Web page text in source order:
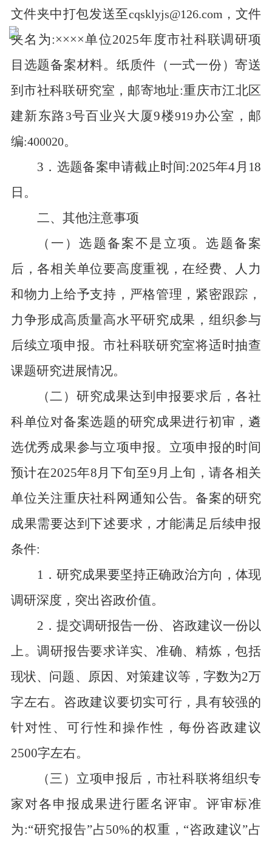
文件夹中打包发送至cqsklyjs@126.com ， 文件
夹名为:××××单位2025年度市社科联调研项
目选题备案材料。纸质件 （一式一份）寄送
到市社科联研究室 ，邮寄地址:重庆市江北区
建新东路3号百业兴大厦9楼919办公室 ，邮
编:400020。
3 ． 选题备案申请截止时间:2025年4月 18
日 。
二、其他注意事项
（一）选题备案不是立项。选题备案
后，各相关单位要高度重视，在经费、人力
和物力上给予支持，严格管理，紧密跟踪，
力争形成高质量高水平研究成果，组织参与
后续立项申报。市社科联研究室将适时抽查
课题研究进展情况。
（二）研究成果达到申报要求后，各社
科单位对备案选题的研究成果进行初审，遴
选优秀成果参与立项申报。立项申报的时间
预计在2025年8月下旬至9月上旬，请各相关
单位关注重庆社科网通知公告。备案的研究
成果需要达到下述要求，才能满足后续申报
条件:
1 ．研究成果要坚持正确政治方向，体现
调研深度，突出咨政价值。
2 ．提交调研报告一份、咨政建议一份以
上。调研报告要求详实、准确、精炼，包括
现状、问题、原因、对策建议等，字数为2万
字左右。咨政建议要切实可行，具有较强的
针对性、可行性和操作性，每份咨政建议
2500字左右。
（三）立项申报后，市社科联将组织专
家对各申报成果进行匿名评审。评审标准
为:“研究报告”占50%的权重，“咨政建议”占